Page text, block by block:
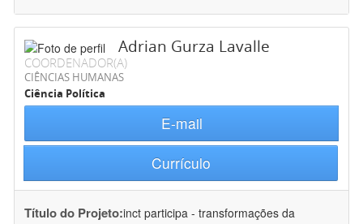
Adrian Gurza Lavalle
COORDENADOR(A)
CIÊNCIAS HUMANAS
Ciência Política
E-mail
Currículo
Título do Projeto:inct participa - transformações da